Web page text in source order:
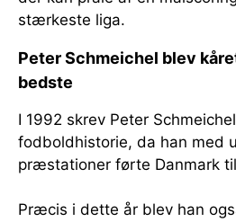
stærkeste liga.
Peter Schmeichel blev
bedste
I 1992 skrev Peter
fodboldhistorie, da han med
præstationer førte Danmark
Præcis i dette år blev han